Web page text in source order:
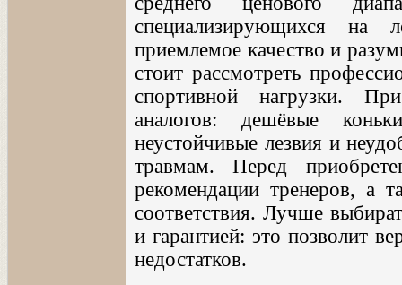
специализирующихся на
приемлемое качество и
стоит рассмотреть
спортивной нагрузки.
аналогов: дешёвые
неустойчивые лезвия и
травмам. Перед
рекомендации тренеров, а
соответствия. Лучше
и гарантией: это позволит
недостатков.